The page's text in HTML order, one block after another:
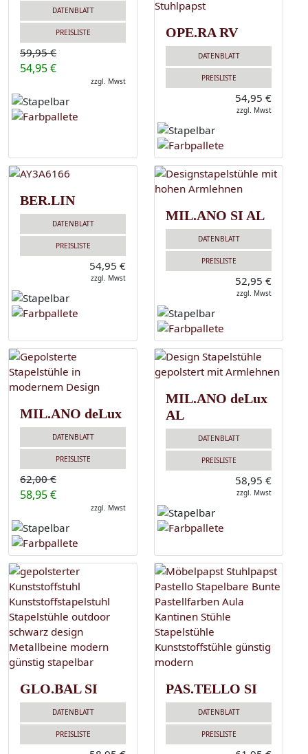
DATENBLATT
PREISLISTE
59,95 €
54,95 €
zzgl. Mwst
OPE.RA RV
DATENBLATT
PREISLISTE
54,95 €
zzgl. Mwst
BER.LIN
DATENBLATT
PREISLISTE
54,95 €
zzgl. Mwst
MIL.ANO SI AL
DATENBLATT
PREISLISTE
52,95 €
zzgl. Mwst
MIL.ANO deLux
DATENBLATT
PREISLISTE
62,00 €
58,95 €
zzgl. Mwst
MIL.ANO deLux
AL
DATENBLATT
PREISLISTE
58,95 €
zzgl. Mwst
GLO.BAL SI
DATENBLATT
PREISLISTE
PAS.TELLO SI
DATENBLATT
PREISLISTE